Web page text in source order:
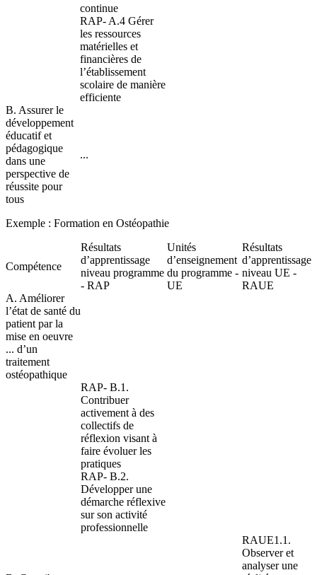
continue
RAP- A.4 Gérer
les ressources
matérielles et
financières de
l’établissement
scolaire de manière
efficiente
B. Assurer le
développement
éducatif et
pédagogique
dans une
perspective de
réussite pour
tous
...
Exemple : Formation en Ostéopathie
Compétence
Résultats
d’apprentissage
niveau programme
- RAP
Unités
d’enseignement
du programme -
UE
Résultats
d’apprentissage
niveau UE -
RAUE
A. Améliorer
l’état de santé du
patient par la
mise en oeuvre
... d’un
traitement
ostéopathique
RAP- B.1.
Contribuer
activement à des
collectifs de
réflexion visant à
faire évoluer les
pratiques
RAP- B.2.
Développer une
démarche réflexive
sur son activité
professionnelle
RAUE1.1.
Observer et
analyser une